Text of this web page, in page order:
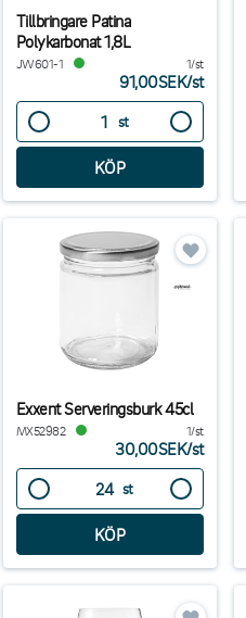
Tillbringare Patina
Polykarbonat 1,8L
JW601-1 1/st
91,00SEK/st
st
Exxent Serveringsburk 45cl
MX52982 1/st
30,00SEK/st
st